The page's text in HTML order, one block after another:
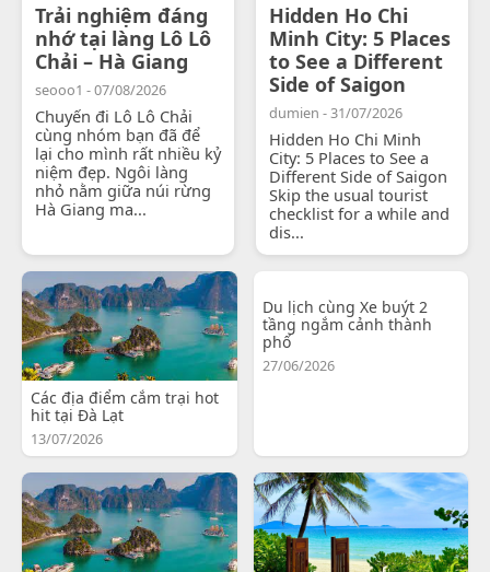
Trải nghiệm đáng
nhớ tại làng Lô Lô
Chải – Hà Giang
seooo1 - 07/08/2026
Chuyến đi Lô Lô Chải
cùng nhóm bạn đã để
lại cho mình rất nhiều kỷ
niệm đẹp. Ngôi làng
nhỏ nằm giữa núi rừng
Hà Giang ma...
Hidden Ho Chi
Minh City: 5 Places
to See a Different
Side of Saigon
dumien - 31/07/2026
Hidden Ho Chi Minh
City: 5 Places to See a
Different Side of Saigon
Skip the usual tourist
checklist for a while and
dis...
Các địa điểm cắm trại hot
hit tại Đà Lạt
13/07/2026
Du lịch cùng Xe buýt 2
tầng ngắm cảnh thành
phố
27/06/2026